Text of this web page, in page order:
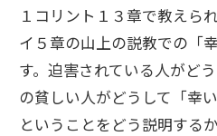
１コリント１３章で教えら
イ５章の山上の説教での「
す。迫害されている人がど
の貧しい人がどうして「幸
ということをどう説明する